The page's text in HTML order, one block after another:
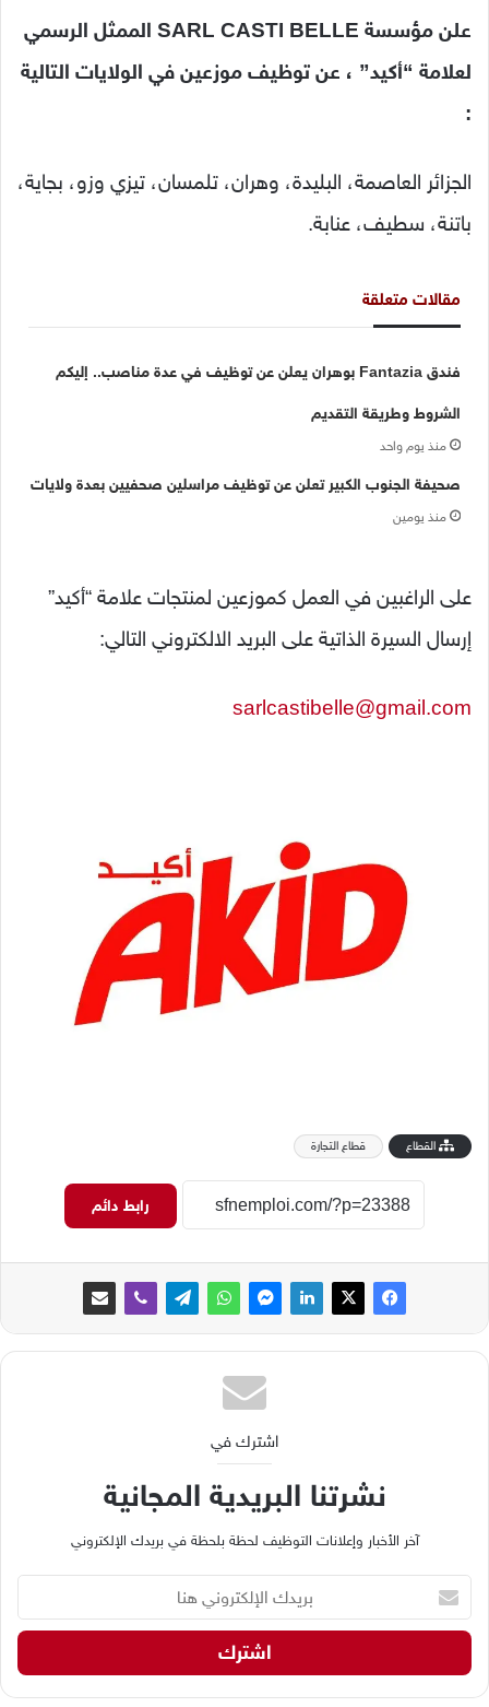
علن مؤسسة SARL CASTI BELLE الممثل الرسمي
لعلامة “أكيد” ، عن توظيف موزعين في الولايات التالية
:
الجزائر العاصمة، البليدة، وهران، تلمسان، تيزي وزو، بجاية،
باتنة، سطيف، عنابة.
مقالات متعلقة
فندق Fantazia بوهران يعلن عن توظيف في عدة مناصب.. إليكم
الشروط وطريقة التقديم
منذ يوم واحد
صحيفة الجنوب الكبير تعلن عن توظيف مراسلين صحفيين بعدة ولايات
منذ يومين
على الراغبين في العمل كموزعين لمنتجات علامة “أكيد”
إرسال السيرة الذاتية على البريد الالكتروني التالي:
sarlcastibelle@gmail.com
القطاع قطاع التجارة
رابط دائم
اشترك في
نشرتنا البريدية المجانية
آخر الأخبار وإعلانات التوظيف لحظة بلحظة في بريدك الإلكتروني
ي
ك
ا